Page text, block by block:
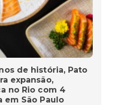
de história, Pato
expansão,
no Rio com 4
em São Paulo